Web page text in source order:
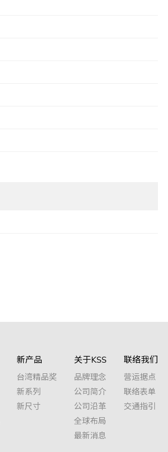
新产品
台湾精品奖
新系列
新尺寸
关于KSS
品牌理念
公司简介
公司沿革
全球布局
最新消息
联络我们
营运据点
联络表单
交通指引